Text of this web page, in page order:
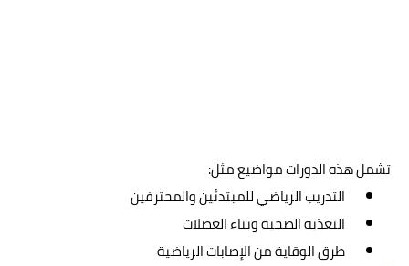
تشمل هذه الدورات مواضيع مثل:
التدريب الرياضي للمبتدئين والمحترفين
التغذية الصحية وبناء العضلات
طرق الوقاية من الإصابات الرياضية